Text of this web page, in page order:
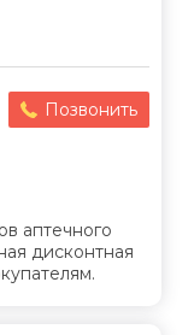
Позвонить
аптечного
дисконтная